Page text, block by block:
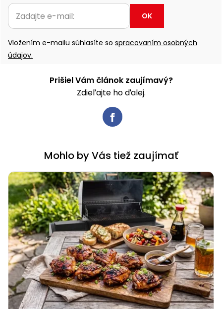
OK
Vložením e-mailu súhlasíte so spracovaním osobných
údajov.
Prišiel Vám článok zaujímavý?
Zdieľajte ho ďalej.
Mohlo by Vás tiež zaujímať